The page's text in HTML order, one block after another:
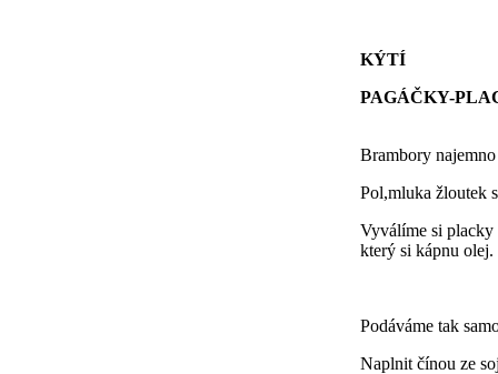
KÝTÍ
PAGÁČKY-
Brambory
Pol,mluka žloutek
Vyválíme si placky
který si kápnu olej.
Podáváme tak
Naplnit čínou ze